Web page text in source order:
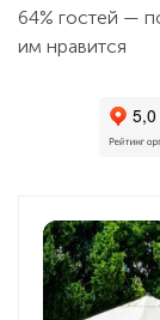
64% гостей —
им нравится